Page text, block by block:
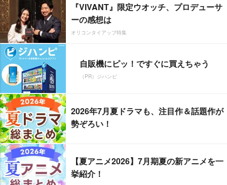
『VIVANT』限定ウオッチ、プロデューサ
ーの感想は
オリコンタイアップ特集
自販機にピッ！ですぐに買えちゃう
（PR）ジハンピ
2026年7月夏ドラマも、注目作＆話題作が
勢ぞろい！
【夏アニメ2026】7月期夏の新アニメを一
挙紹介！